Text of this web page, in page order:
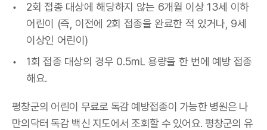
2회 접종 대상에 해당하지 않는 6개월 이상 13세 이하
어린이 (즉, 이전에 2회 접종을 완료한 적 있거나, 9세
이상인 어린이)
1회 접종 대상의 경우 0.5mL 용량을 한 번에 예방 접종
해요.
평창군의 어린이 무료로 독감 예방접종이 가능한 병원은 나
만의닥터 독감 백신 지도에서 조회할 수 있어요. 평창군의 유